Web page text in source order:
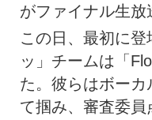
がファイナル生放
この日、最初に
ッ」チームは「
た。彼らはボー
て掴み、審査委員